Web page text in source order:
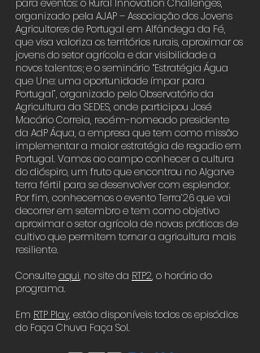
para eventos: o Rural Innovation Challenges,
organizado pela AJAP – Associação dos Jovens
Agricultores de Portugal em Alfândega da Fé,
que visa valoriza os territórios rurais, aproximar os
jovens do setor agrícola e dar visibilidade a
novos talentos; e o seminário “Estratégia Água
que Une: uma oportunidade ímpar para
Portugal”, organizado pelo Observatório da
Agricultura da SEDES, onde participou José
Macário Correia, recém-nomeado presidente
da AdP Áqua, a empresa que tem como missão
implementar a maior estratégia de regadio em
Portugal. Vamos ao campo conhecer a cultura
do dióspiro, um fruto que encontrou no Algarve
terra fértil para se desenvolver com esplendor.
Por fim, conhecemos o evento Terra’26 que vai
decorrer em setembro e tem como objetivo
aproximar o setor agrícola de novas práticas de
cultivo que permitem tornar a agricultura mais
resiliente.
Consulteaqui, no site da RTP2, o horário do
programa.
Em RTP Play, estão disponíveis todos os episódios
do Faça Chuva Faça Sol.